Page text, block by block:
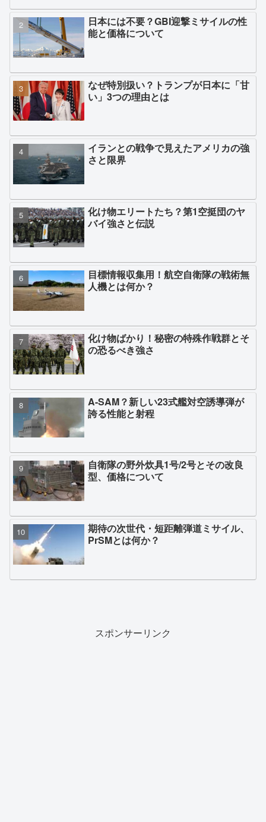
日本には不要？GBI迎撃ミサイルの性
能と価格について
なぜ特別扱い？トランプが日本に「甘
い」3つの理由とは
イランとの戦争で見えたアメリカの強
さと限界
化け物エリートたち？第1空挺団のヤ
バイ強さと伝説
目標情報収集用！航空自衛隊の戦術無
人機とは何か？
化け物ばかり！秘密の特殊作戦群とそ
の恐るべき強さ
A-SAM？新しい23式艦対空誘導弾が
誇る性能と射程
自衛隊の野外炊具1号/2号とその改良
型、価格について
期待の次世代・短距離弾道ミサイル、
PrSMとは何か？
スポンサーリンク